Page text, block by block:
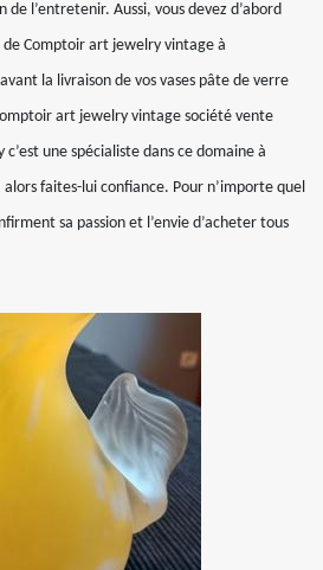
de l’entretenir. Aussi, vous devez d’abord
Comptoir art jewelry vintage à
la livraison de vos vases pâte de verre
art jewelry vintage société vente
une spécialiste dans ce domaine à
faites-lui confiance. Pour n’importe quel
sa passion et l’envie d’acheter tous